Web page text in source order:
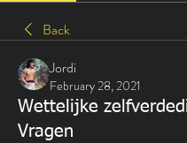
Back
Jordi
February 28, 2021
Wettelijke
Vragen